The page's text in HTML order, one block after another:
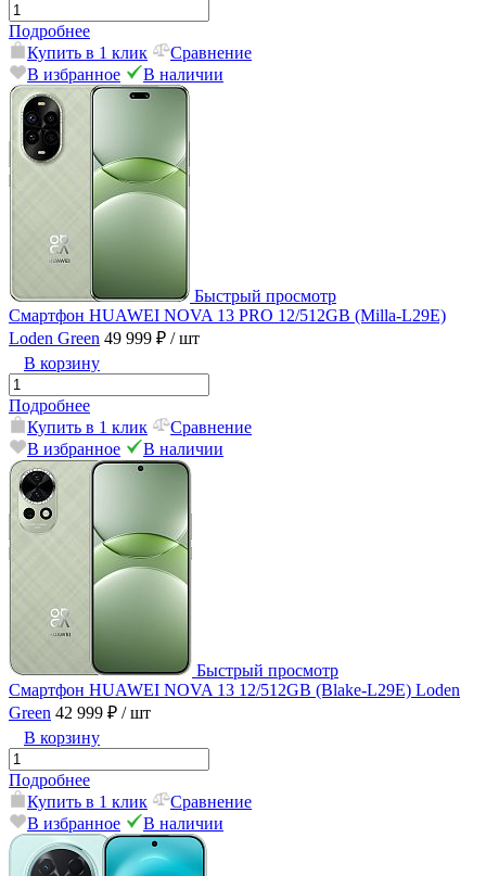
Подробнее
Купить в 1 клик
Сравнение
В избранное
В наличии
Быстрый просмотр
Смартфон HUAWEI NOVA 13 PRO 12/512GB (Milla-L29E)
Loden Green 49 999 ₽ / шт
В корзину
Подробнее
Купить в 1 клик
Сравнение
В избранное
В наличии
Быстрый просмотр
Смартфон HUAWEI NOVA 13 12/512GB (Blake-L29E) Loden
Green 42 999 ₽ / шт
В корзину
Подробнее
Купить в 1 клик
Сравнение
В избранное
В наличии